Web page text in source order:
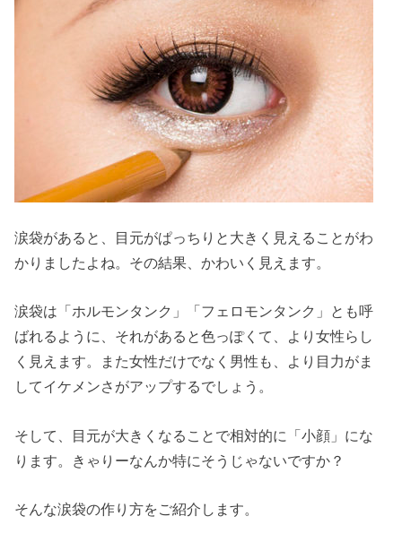
涙袋があると、目元がぱっちりと大きく見えることがわ
かりましたよね。その結果、かわいく見えます。
涙袋は「ホルモンタンク」「フェロモンタンク」とも呼
ばれるように、それがあると色っぽくて、より女性らし
く見えます。また女性だけでなく男性も、より目力がま
してイケメンさがアップするでしょう。
そして、目元が大きくなることで相対的に「小顔」にな
ります。きゃりーなんか特にそうじゃないですか？
そんな涙袋の作り方をご紹介します。